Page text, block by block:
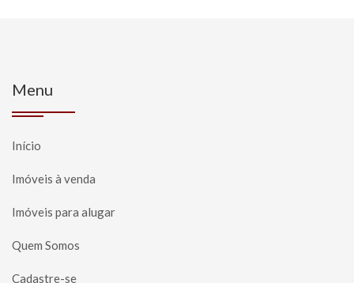
Menu
Início
Imóveis à venda
Imóveis para alugar
Quem Somos
Cadastre-se